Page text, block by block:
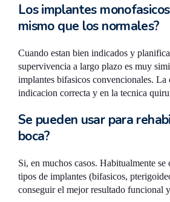
Los implantes
mismo que los normales?
Cuando estan bien indicados y
supervivencia a largo plazo es muy
implantes bifasicos convencionales. La
indicacion correcta y en la tecnica
Se pueden usar para
boca?
Si, en muchos casos. Habitualmente
tipos de implantes (bifasicos,
conseguir el mejor resultado funcional